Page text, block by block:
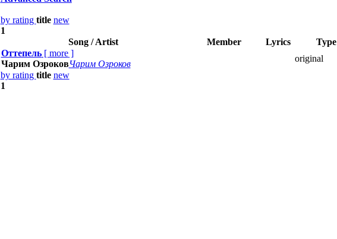
by rating title new
1
Song / Artist
Member Lyrics Type
Оттепель[ more]
Чарим ОзроковЧарим Озроков
original
by rating title new
1